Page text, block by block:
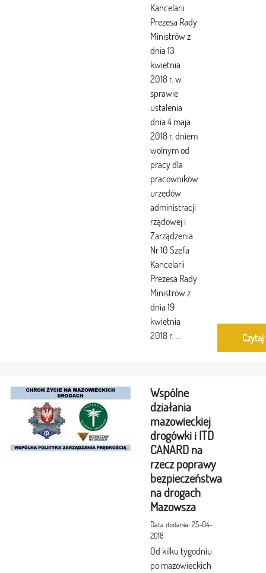
Kancelarii
Prezesa Rady
Ministrów z
dnia 13
kwietnia
2018 r. w
sprawie
ustalenia
dnia 4 maja
2018 r. dniem
wolnym od
pracy dla
pracowników
urzędów
administracji
rządowej i
Zarządzenia
Nr 10 Szefa
Kancelarii
Prezesa Rady
Ministrów z
dnia 19
kwietnia
2018 r. ...
Wspólne
działania
mazowieckiej
drogówki i ITD
CANARD na
rzecz poprawy
bezpieczeństwa
na drogach
Mazowsza
Data dodania: 25-04-
2018
Od kilku tygodniu
po mazowieckich